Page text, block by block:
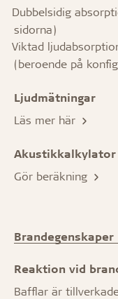
Dubbelsidig
sidorna)
Viktad
(beroende på
Ljudmätningar
Läs mer här
Akustikkalkylator
Gör beräkning
Brandegenskaper
Reaktion vid
Bafflar är